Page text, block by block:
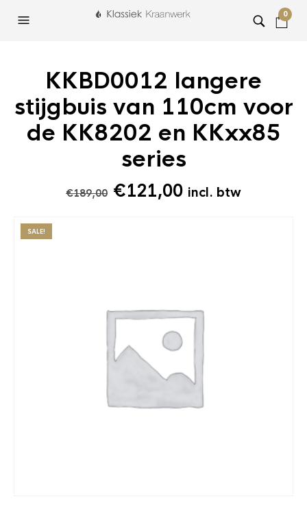
0
KKBD0012 langere
stijgbuis van 110cm voor
de KK8202 en KKxx85
series
€189,00 Oorspronkelijke
€121,00Huidige
incl. btw
SALE!